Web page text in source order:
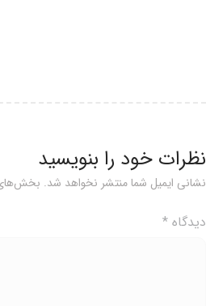
نظرات خود را بنویسید
نشانی ایمیل شما منتشر نخواهد شد. بخش‌های
دیدگاه *